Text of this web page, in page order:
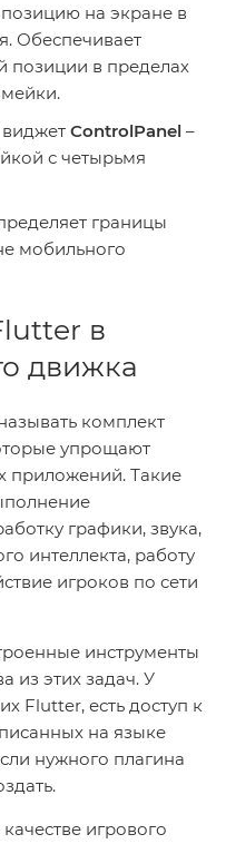
на экране в
Обеспечивает
позиции в пределах
ControlPanel –
с четырьмя
границы
мобильного
в
движка
комплект
упрощают
приложений. Такие
графики, звука,
интеллекта, работу
игроков по сети
инструменты
из этих задач. У
Flutter, есть доступ к
на языке
нужного плагина
игрового